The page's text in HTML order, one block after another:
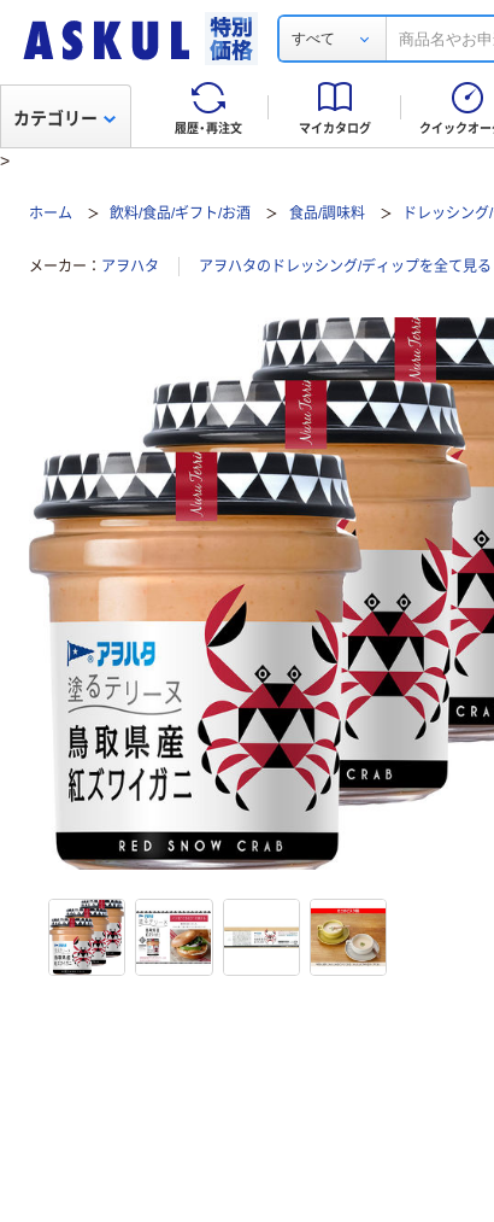
すべて
履歴・再注文 マイカタログ クイックオー
カテゴリー
>
ホーム 飲料/食品/ギフト/お酒 食品/調味料 ドレッシン
メーカー アヲハタ アヲハタのドレッシング/ディップを全て見る